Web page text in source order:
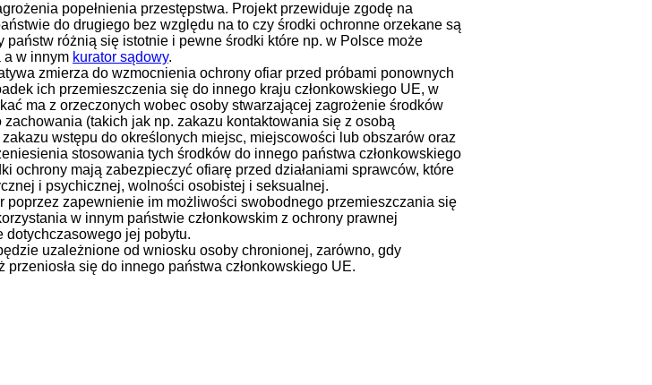
popełnienia przestępstwa. Projekt przewiduje zgodę na
do drugiego bez względu na to czy środki ochronne orzekane są
różnią się istotnie i pewne środki które np. w Polsce może
a w innym kurator sądowy.
zmierza do wzmocnienia ochrony ofiar przed próbami ponownych
ich przemieszczenia się do innego kraju członkowskiego UE, w
ma z orzeczonych wobec osoby stwarzającej zagrożenie środków
(takich jak np. zakazu kontaktowania się z osobą
wstępu do określonych miejsc, miejscowości lub obszarów oraz
stosowania tych środków do innego państwa członkowskiego
ochrony mają zabezpieczyć ofiarę przed działaniami sprawców, które
i psychicznej, wolności osobistej i seksualnej.
zapewnienie im możliwości swobodnego przemieszczania się
w innym państwie członkowskim z ochrony prawnej
jej pobytu.
uzależnione od wniosku osoby chronionej, zarówno, gdy
się do innego państwa członkowskiego UE.